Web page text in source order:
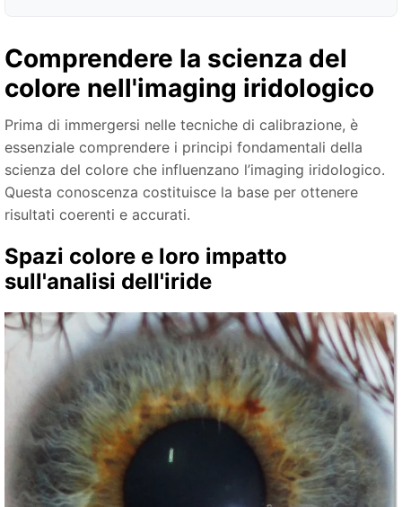
Comprendere la scienza del
colore nell'imaging iridologico
Prima di immergersi nelle tecniche di calibrazione, è
essenziale comprendere i principi fondamentali della
scienza del colore che influenzano l’imaging iridologico.
Questa conoscenza costituisce la base per ottenere
risultati coerenti e accurati.
Spazi colore e loro impatto
sull'analisi dell'iride